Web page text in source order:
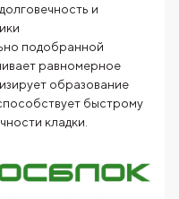
и
подобранной
равномерное
образование
быстрому
кладки.